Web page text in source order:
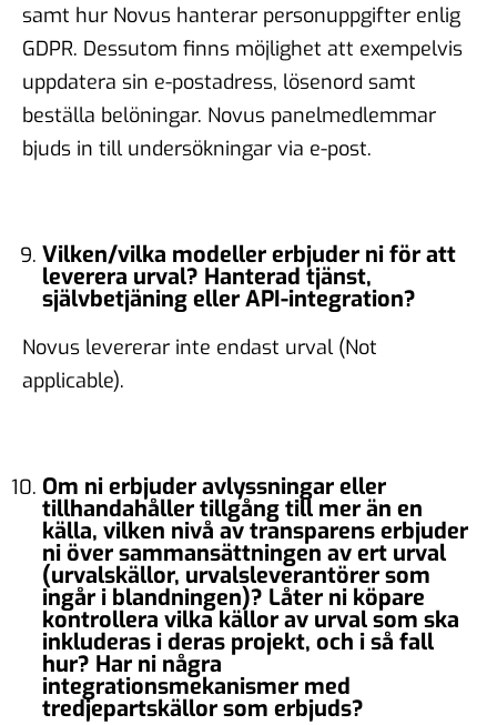
samt hur Novus hanterar personuppgifter enlig
GDPR. Dessutom finns möjlighet att exempelvis
uppdatera sin e-postadress, lösenord samt
beställa belöningar. Novus panelmedlemmar
bjuds in till undersökningar via e-post.
Vilken/vilka modeller erbjuder ni för att
leverera urval? Hanterad tjänst,
självbetjäning eller API-integration?
Novus levererar inte endast urval (Not
applicable).
Om ni erbjuder avlyssningar eller
tillhandahåller tillgång till mer än en
källa, vilken nivå av transparens erbjuder
ni över sammansättningen av ert urval
(urvalskällor, urvalsleverantörer som
ingår i blandningen)? Låter ni köpare
kontrollera vilka källor av urval som ska
inkluderas i deras projekt, och i så fall
hur? Har ni några
integrationsmekanismer med
tredjepartskällor som erbjuds?